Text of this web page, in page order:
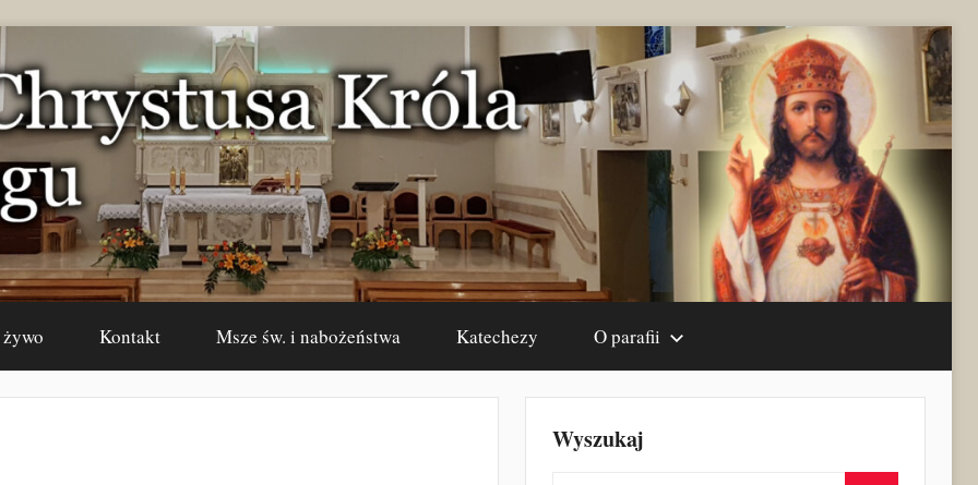
Kontakt Msze św. i nabożeństwa Katechezy O parafii
Wyszukaj